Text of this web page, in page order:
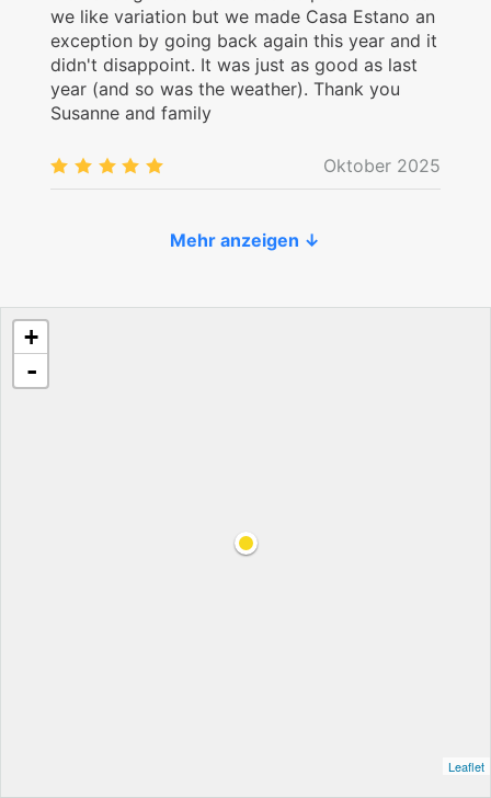
we like variation but we made Casa Estano an
exception by going back again this year and it
didn't disappoint. It was just as good as last
year (and so was the weather). Thank you
Susanne and family
Oktober 2025
Mehr anzeigen ↓
+
-
Leaflet